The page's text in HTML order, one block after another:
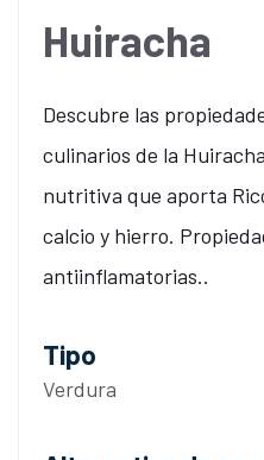
Huiracha
Descubre las
culinarios de la
nutritiva que aporta
calcio y hierro.
antiinflamatorias..
Tipo
Verdura